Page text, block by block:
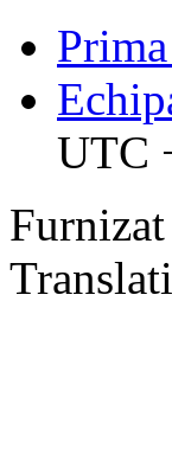
UTC
Furnizat